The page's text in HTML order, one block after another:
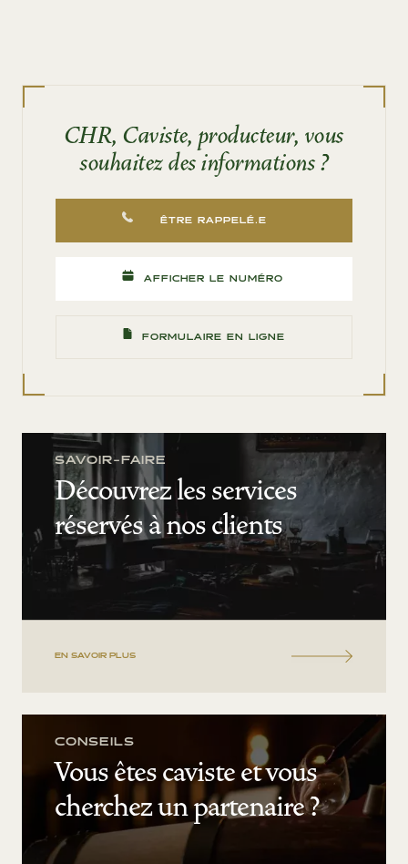
CHR, Caviste, producteur, vous
souhaitez des informations ?
ÊTRE RAPPELÉ.E
AFFICHER LE NUMÉRO
FORMULAIRE EN LIGNE
SAVOIR-FAIRE
Découvrez les services
réservés à nos clients
EN SAVOIR PLUS
CONSEILS
Vous êtes caviste et vous
cherchez un partenaire ?